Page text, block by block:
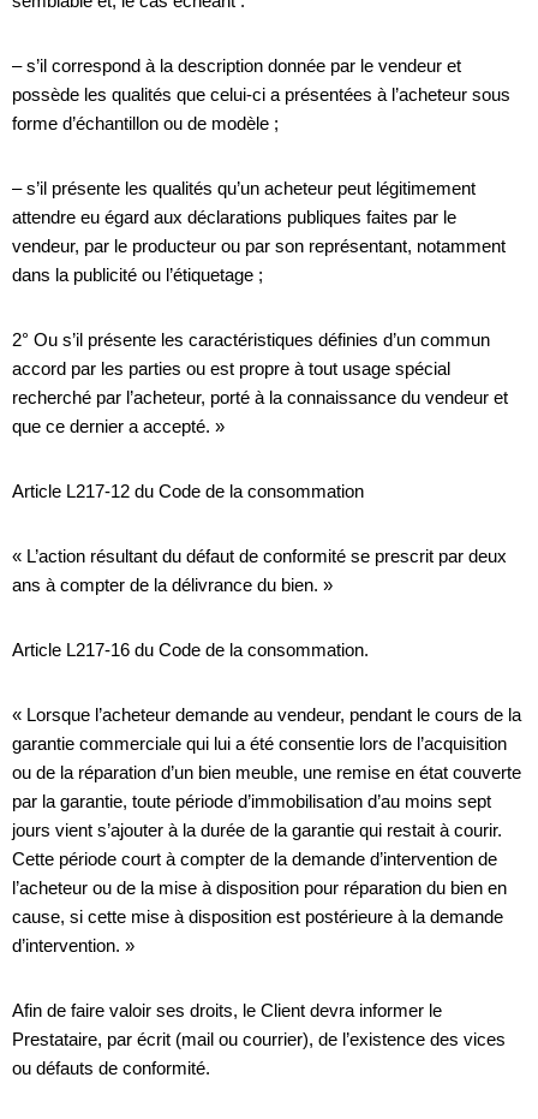
– s’il correspond à la description donnée par le vendeur et
possède les qualités que celui-ci a présentées à l’acheteur sous
forme d’échantillon ou de modèle ;
– s’il présente les qualités qu’un acheteur peut légitimement
attendre eu égard aux déclarations publiques faites par le
vendeur, par le producteur ou par son représentant, notamment
dans la publicité ou l’étiquetage ;
2° Ou s’il présente les caractéristiques définies d’un commun
accord par les parties ou est propre à tout usage spécial
recherché par l’acheteur, porté à la connaissance du vendeur et
que ce dernier a accepté. »
Article L217-12 du Code de la consommation
« L’action résultant du défaut de conformité se prescrit par deux
ans à compter de la délivrance du bien. »
Article L217-16 du Code de la consommation.
« Lorsque l’acheteur demande au vendeur, pendant le cours de la
garantie commerciale qui lui a été consentie lors de l’acquisition
ou de la réparation d’un bien meuble, une remise en état couverte
par la garantie, toute période d’immobilisation d’au moins sept
jours vient s’ajouter à la durée de la garantie qui restait à courir.
Cette période court à compter de la demande d’intervention de
l’acheteur ou de la mise à disposition pour réparation du bien en
cause, si cette mise à disposition est postérieure à la demande
d’intervention. »
Afin de faire valoir ses droits, le Client devra informer le
Prestataire, par écrit (mail ou courrier), de l’existence des vices
ou défauts de conformité.